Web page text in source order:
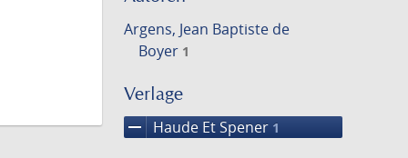
Argens, Jean Baptiste de
Boyer 1
Verlage
remove Haude Et Spener 1